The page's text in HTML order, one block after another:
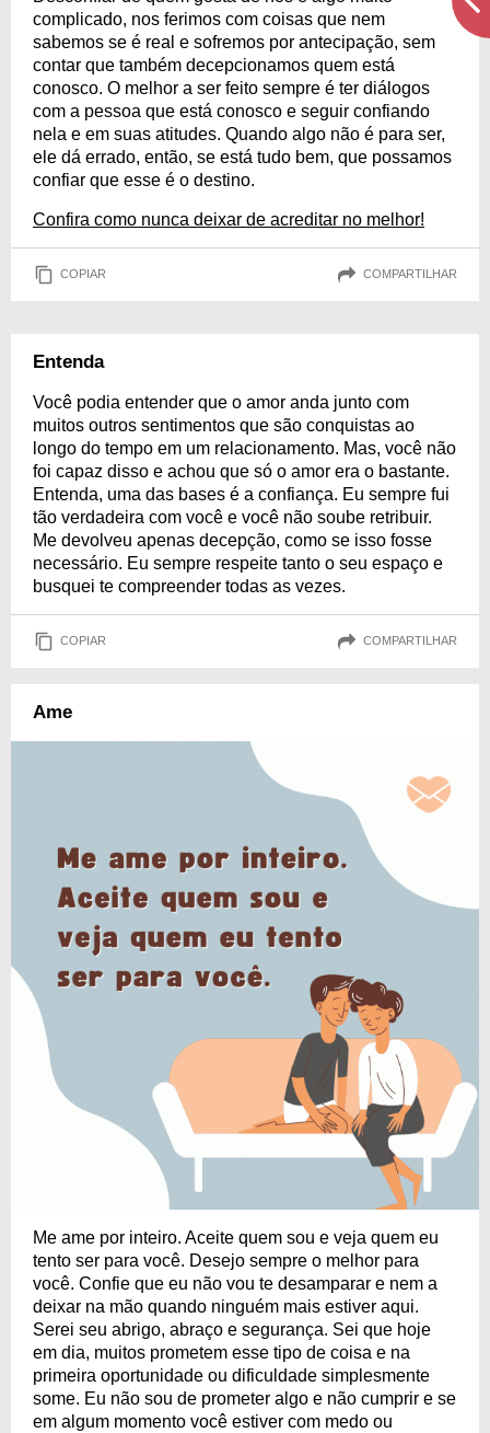
complicado, nos ferimos com coisas que nem
sabemos se é real e sofremos por antecipação, sem
contar que também decepcionamos quem está
conosco. O melhor a ser feito sempre é ter diálogos
com a pessoa que está conosco e seguir confiando
nela e em suas atitudes. Quando algo não é para ser,
ele dá errado, então, se está tudo bem, que possamos
confiar que esse é o destino.
Confira como nunca deixar de acreditar no melhor!
COPIAR COMPARTILHAR
Entenda
Você podia entender que o amor anda junto com
muitos outros sentimentos que são conquistas ao
longo do tempo em um relacionamento. Mas, você não
foi capaz disso e achou que só o amor era o bastante.
Entenda, uma das bases é a confiança. Eu sempre fui
tão verdadeira com você e você não soube retribuir.
Me devolveu apenas decepção, como se isso fosse
necessário. Eu sempre respeite tanto o seu espaço e
busquei te compreender todas as vezes.
COPIAR COMPARTILHAR
Ame
Me ame por inteiro. Aceite quem sou e veja quem eu
tento ser para você. Desejo sempre o melhor para
você. Confie que eu não vou te desamparar e nem a
deixar na mão quando ninguém mais estiver aqui.
Serei seu abrigo, abraço e segurança. Sei que hoje
em dia, muitos prometem esse tipo de coisa e na
primeira oportunidade ou dificuldade simplesmente
some. Eu não sou de prometer algo e não cumprir e se
em algum momento você estiver com medo ou